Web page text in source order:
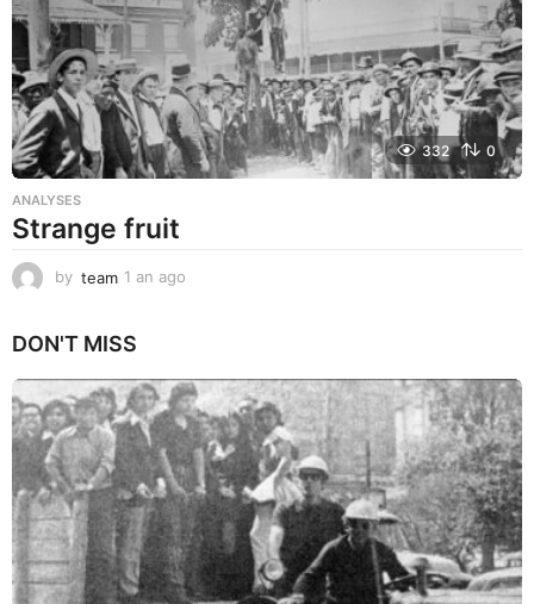
332 0
ANALYSES
Strange fruit
by team 1 an ago
o
DON'T MISS